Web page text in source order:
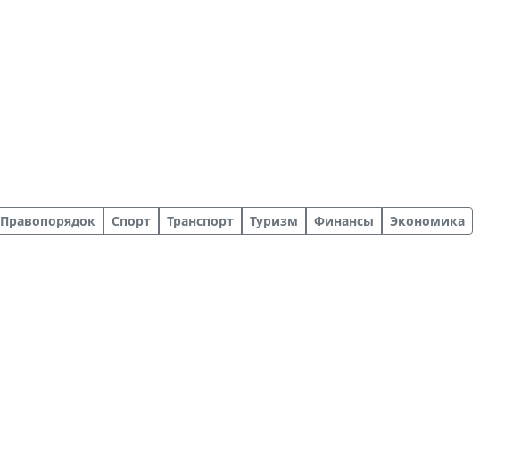
Правопорядок Спорт Транспорт Туризм Финансы
Экономика